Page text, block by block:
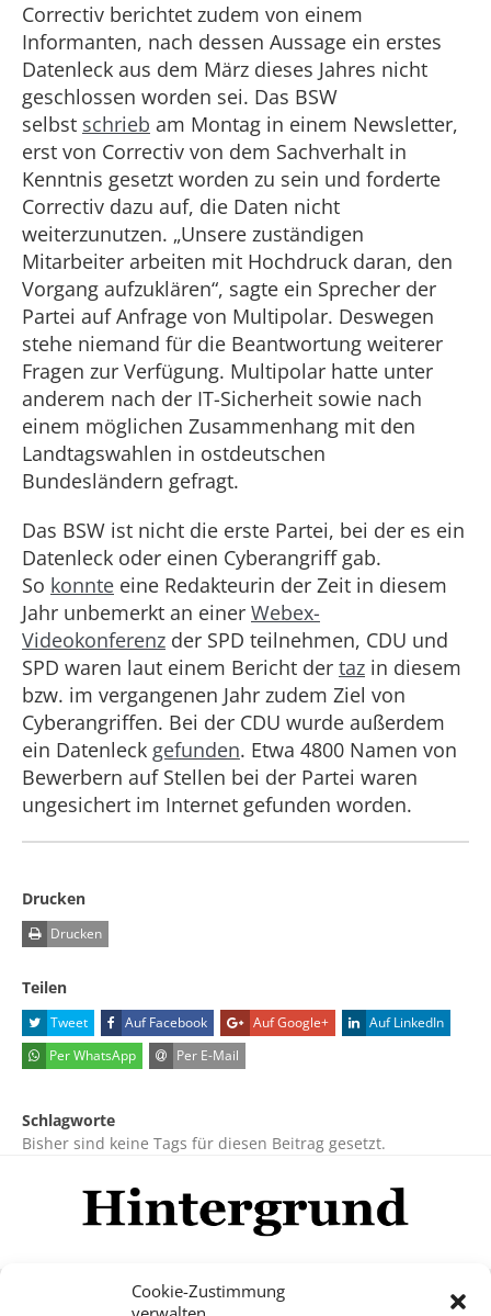
Cookie-Zustimmung
Correctiv berichtet zudem von einem
Informanten, nach dessen Aussage ein erstes
Datenleck aus dem März dieses Jahres nicht
geschlossen worden sei. Das BSW
selbst schrieb am Montag in einem Newsletter,
erst von Correctiv von dem Sachverhalt in
Kenntnis gesetzt worden zu sein und forderte
Correctiv dazu auf, die Daten nicht
weiterzunutzen. „Unsere zuständigen
Mitarbeiter arbeiten mit Hochdruck daran, den
Vorgang aufzuklären“, sagte ein Sprecher der
Partei auf Anfrage von Multipolar. Deswegen
stehe niemand für die Beantwortung weiterer
Fragen zur Verfügung. Multipolar hatte unter
anderem nach der IT-Sicherheit sowie nach
einem möglichen Zusammenhang mit den
Landtagswahlen in ostdeutschen
Bundesländern gefragt.
Das BSW ist nicht die erste Partei, bei der es ein
Datenleck oder einen Cyberangriff gab.
So konnte eine Redakteurin der Zeit in diesem
Jahr unbemerkt an einer Webex-
Videokonferenz der SPD teilnehmen, CDU und
SPD waren laut einem Bericht der taz in diesem
bzw. im vergangenen Jahr zudem Ziel von
Cyberangriffen. Bei der CDU wurde außerdem
ein Datenleck gefunden. Etwa 4800 Namen von
Bewerbern auf Stellen bei der Partei waren
ungesichert im Internet gefunden worden.
Drucken
Drucken
Teilen
Tweet Auf Facebook Auf Google+
Auf LinkedIn
Per WhatsApp
Per E-Mail
Schlagworte
Bisher sind keine Tags für diesen Beitrag gesetzt.